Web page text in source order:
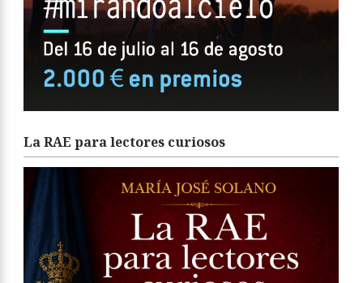
La RAE para lectores curiosos